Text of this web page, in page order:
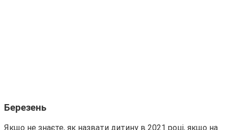
Березень
Якщо не знаєте, як назвати дитину в 2021 році, якщо на